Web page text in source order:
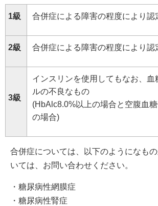
1級 合併症による障害の程度により認
2級 合併症による障害の程度により認
3級
インスリンを使用してもなお、血
ルの不良なもの
(HbAlc8.0%以上の場合と空腹血
の場合)
合併症については、以下のようになも
いては、お問い合わせください。
・糖尿病性網膜症
・糖尿病性腎症